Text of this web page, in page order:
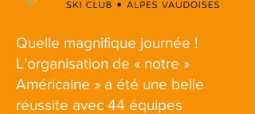
Quelle magnifique journée !
L’organisation de « notre »
Américaine » a été une belle
réussite avec 44 équipes